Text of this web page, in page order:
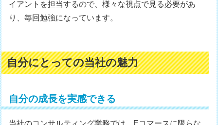
イアントを担当するので、様々な視点で見る必要があ
り、毎回勉強になっています。
自分にとっての当社の魅力
自分の成長を実感できる
当社のコンサルティング業務では、Eコマースに限らな